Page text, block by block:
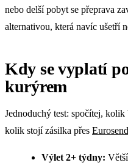
nebo delší pobyt se přeprava
alternativou, která navíc ušetří
Kdy se vyplatí
kurýrem
Jednoduchý test: spočítej,
kolik stojí zásilka přes
Výlet 2+ týdny: